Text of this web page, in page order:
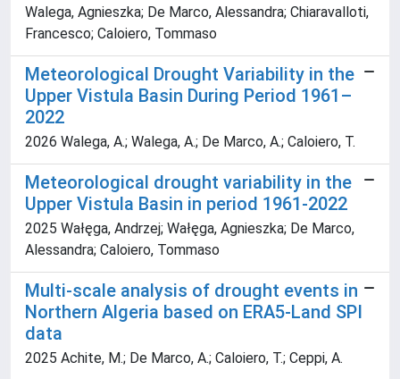
Walega, Agnieszka; De Marco, Alessandra; Chiaravalloti,
Francesco; Caloiero, Tommaso
Meteorological Drought Variability in the
Upper Vistula Basin During Period 1961–
2022
2026 Walega, A.; Walega, A.; De Marco, A.; Caloiero, T.
Meteorological drought variability in the
Upper Vistula Basin in period 1961-2022
2025 Wałęga, Andrzej; Wałęga, Agnieszka; De Marco,
Alessandra; Caloiero, Tommaso
Multi-scale analysis of drought events in
Northern Algeria based on ERA5-Land SPI
data
2025 Achite, M.; De Marco, A.; Caloiero, T.; Ceppi, A.